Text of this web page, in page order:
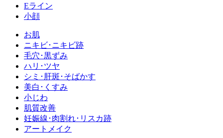
Eライン
小顔
お肌
ニキビ･ニキビ跡
毛穴･黒ずみ
ハリ･ツヤ
シミ･肝斑･そばかす
美白･くすみ
小じわ
肌質改善
妊娠線･肉割れ･リスカ跡
アートメイク